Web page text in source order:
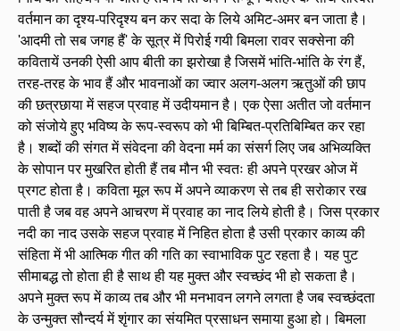
वर्तमान का दृश्य-परिदृश्य बन कर सदा के लिये अमिट-अमर बन जाता है।
'आदमी तो सब जगह हैं' के सूत्र में पिरोई गयी बिमला रावर सक्सेना की
कवितायें उनकी ऐसी आप बीती का झरोखा है जिसमें भांति-भांति के रंग हैं,
तरह-तरह के भाव हैं और भावनाओं का ज्वार अलग-अलग ऋतुओं की छाप
की छत्रछाया में सहज प्रवाह में उदीयमान है। एक ऐसा अतीत जो वर्तमान
को संजोये हुए भविष्य के रूप-स्वरूप को भी बिम्बित-प्रतिबिम्बित कर रहा
है। शब्दों की संगत में संवेदना की वेदना मर्म का संसर्ग लिए जब अभिव्यक्ति
के सोपान पर मुखरित होती हैं तब मौन भी स्वतः ही अपने प्रखर ओज में
प्रगट होता है। कविता मूल रूप में अपने व्याकरण से तब ही सरोकार रख
पाती है जब वह अपने आचरण में प्रवाह का नाद लिये होती है। जिस प्रकार
नदी का नाद उसके सहज प्रवाह में निहित होता है उसी प्रकार काव्य की
संहिता में भी आत्मिक गीत की गति का स्वाभाविक पुट रहता है। यह पुट
सीमाबद्ध तो होता ही है साथ ही यह मुक्त और स्वच्छंद भी हो सकता है।
अपने मुक्त रूप में काव्य तब और भी मनभावन लगने लगता है जब स्वच्छंदता
के उन्मुक्त सौन्दर्य में शृंगार का संयमित प्रसाधन समाया हुआ हो। बिमला